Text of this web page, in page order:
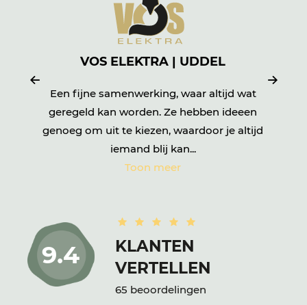
VOS ELEKTRA | UDDEL
Een fijne samenwerking, waar altijd wat
geregeld kan worden. Ze hebben ideeen
genoeg om uit te kiezen, waardoor je altijd
iemand blij kan...
Toon meer
9.4
KLANTEN
VERTELLEN
65 beoordelingen